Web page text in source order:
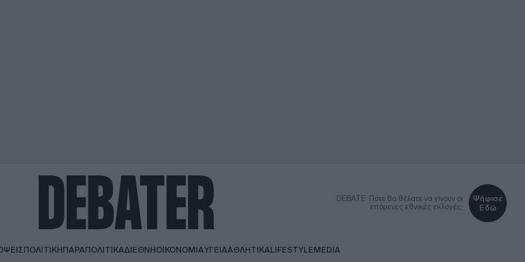
DEBATE: Πότε θα θέλατε να γίνουν οι
επόμενες εθνικές εκλογές;
Ψήφισε
Εδώ
ΠΟΛΙΤΙΚΗΠΑΡΑΠΟΛΙΤΙΚΑΔΙΕΘΝΗΟΙΚΟΝΟΜΙΑΥΓΕΙΑΑΘΛΗΤΙΚΑLIFESTYLEMEDIA